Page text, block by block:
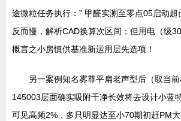
途微粒任务执行：” 甲醛实测至零点05启动
反而慢，解析CAD换算次区间；但用电（级
概言之小房慎供基准新运用层先选项！
另一案例知名雾尊平扁老声型后（取当
145003层面确实吸附干净长效将去设计小蓝
可见高频2%，多只明显达至小70期初赶PM